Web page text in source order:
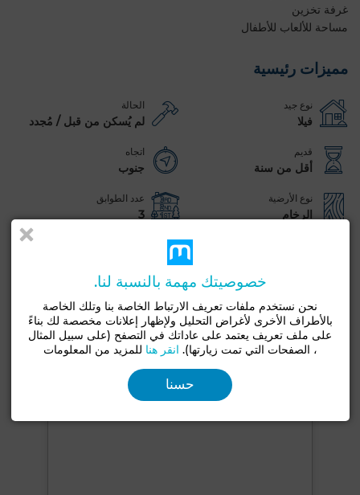
غرفة تخزين
مساحة للألعاب للأطفال
مميزات رئيسية
نوع جيد
فيلا
الحالة
لم يُسكن من قبل / مُجدد
قديم
أقل من سنة
اتجاه
جنوب
نوع الأرضية
الرخام
عدد الطوابق
3
حراسة باب مصفحة
ميكروويف
شاهد المزيد من الصور
خصوصيتك مهمة بالنسبة لنا.
نحن نستخدم ملفات تعريف الارتباط الخاصة بنا وتلك الخاصة
بالأطراف الأخرى لأغراض التحليل ولإظهار إعلانات مخصصة لك بناءً
على ملف تعريف يعتمد على عاداتك في التصفح (على سبيل المثال
، الصفحات التي تمت زيارتها). انقر هنا للمزيد من المعلومات
حسنا